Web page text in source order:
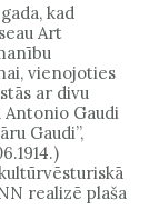
kad
Art
vienojoties
ar divu
Gaudi
Gaudi”,
realizē plaša